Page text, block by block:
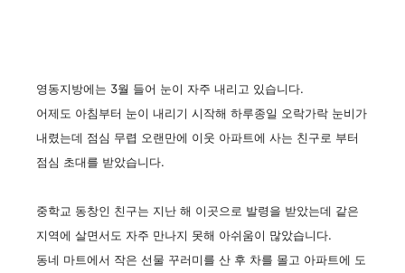
영동지방에는 3월 들어 눈이 자주 내리고 있습니다.
어제도 아침부터 눈이 내리기 시작해 하루종일 오락가락 눈비가
내렸는데 점심 무렵 오랜만에 이웃 아파트에 사는 친구로 부터
점심 초대를 받았습니다.
중학교 동창인 친구는 지난 해 이곳으로 발령을 받았는데 같은
지역에 살면서도 자주 만나지 못해 아쉬움이 많았습니다.
동네 마트에서 작은 선물 꾸러미를 산 후 차를 몰고 아파트에 도